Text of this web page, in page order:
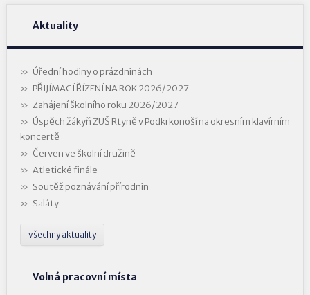
Aktuality
Úřední hodiny o prázdninách
PŘIJÍMACÍ ŘÍZENÍ NA ROK 2026/2027
Zahájení školního roku 2026/2027
Úspěch žákyň ZUŠ Rtyně v Podkrkonoší na okresním klavírním
koncertě
Červen ve školní družině
Atletické finále
Soutěž poznávání přírodnin
Saláty
všechny aktuality
Volná pracovní místa